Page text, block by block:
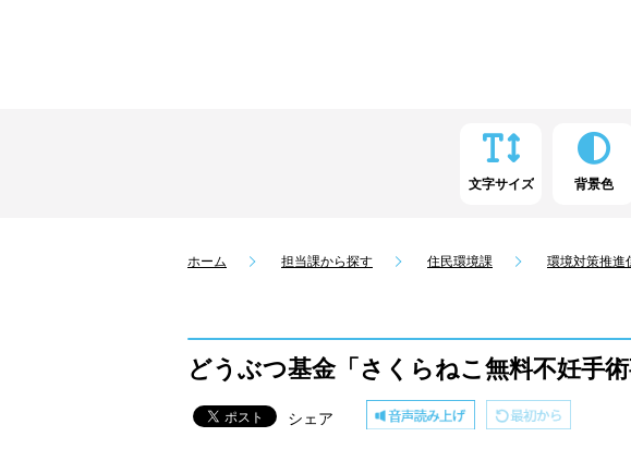
文字サイズ 背景色
ホーム 担当課から探す 住民環境課 環境対策推進
どうぶつ基金「さくらねこ無料不妊手
シェア